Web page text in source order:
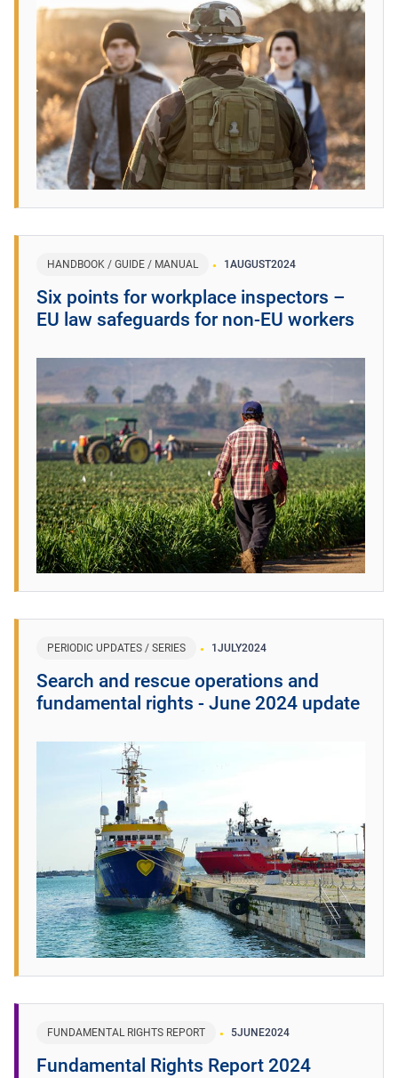
HANDBOOK / GUIDE / MANUAL 1AUGUST2024
​Six points for workplace inspectors –
EU law safeguards for non-EU workers ​
PERIODIC UPDATES / SERIES 1 JULY2024
Search and rescue operations and
fundamental rights - June 2024 update
FUNDAMENTAL RIGHTS REPORT 5JUNE2024
Fundamental Rights Report 2024